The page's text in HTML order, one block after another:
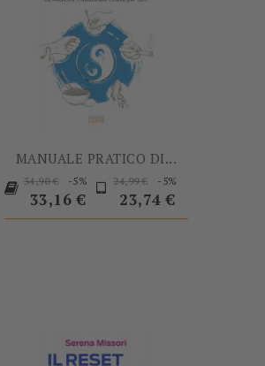
MANUALE PRATICO DI...
Prezzo
base
34,90 € -5%
Prezzo
33,16 €
Prezzo
base
24,99 € -5%
23,74 €